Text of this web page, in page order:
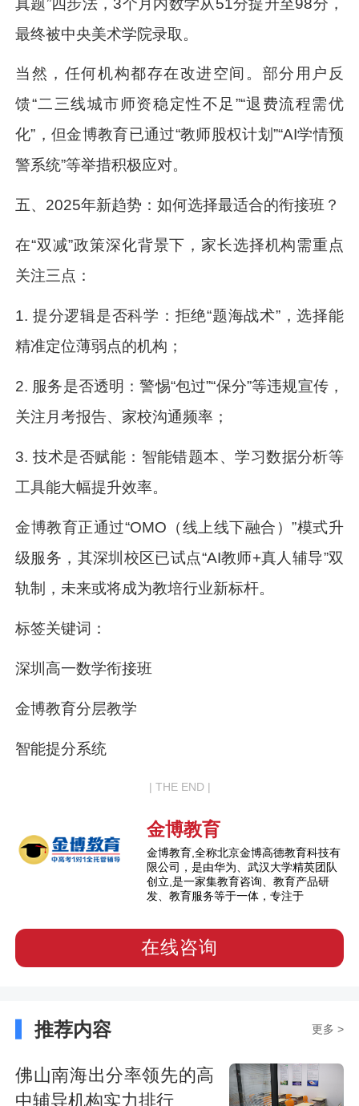
最终被中央美术学院录取。
当然，任何机构都存在改进空间。部分用户反
馈“二三线城市师资稳定性不足”“退费流程需优
化”，但金博教育已通过“教师股权计划”“AI学情预
警系统”等举措积极应对。
五、2025年新趋势：如何选择最适合的衔接班？
在“双减”政策深化背景下，家长选择机构需重点
关注三点：
1. 提分逻辑是否科学：拒绝“题海战术”，选择能
精准定位薄弱点的机构；
2. 服务是否透明：警惕“包过”“保分”等违规宣传，
关注月考报告、家校沟通频率；
3. 技术是否赋能：智能错题本、学习数据分析等
工具能大幅提升效率。
金博教育正通过“OMO（线上线下融合）”模式升
级服务，其深圳校区已试点“AI教师+真人辅导”双
轨制，未来或将成为教培行业新标杆。
标签关键词：
深圳高一数学衔接班
金博教育分层教学
智能提分系统
| THE END |
金博教育
金博教育,全称北京金博高德教育科技有
限公司，是由华为、武汉大学精英团队
创立,是一家集教育咨询、教育产品研
发、教育服务等于一体，专注于
在线咨询
推荐内容 更多 >
佛山南海出分率领先的高
中辅导机构实力排行